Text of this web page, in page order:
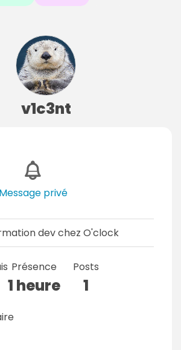
v1c3nt
Message privé
dev chez O'clock
Présence
1 heure
Posts
1